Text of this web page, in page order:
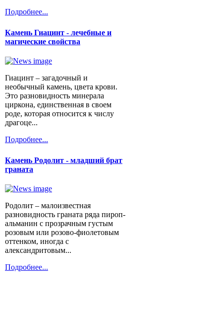
Подробнее...
Камень Гиацинт - лечебные и
магические свойства
Гиацинт – загадочный и
необычный камень, цвета крови.
Это разновидность минерала
циркона, единственная в своем
роде, которая относится к числу
драгоце...
Подробнее...
Камень Родолит - младший брат
граната
Родолит – малоизвестная
разновидность граната ряда пироп-
альманин с прозрачным густым
розовым или розово-фиолетовым
оттенком, иногда с
александритовым...
Подробнее...